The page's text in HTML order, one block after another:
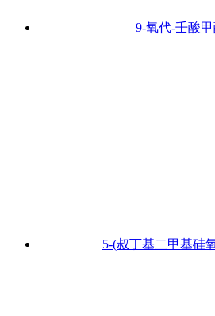
9-氧代-壬酸甲
5-(叔丁基二甲基硅